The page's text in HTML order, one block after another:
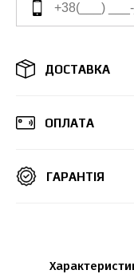
ДОСТАВКА
ОПЛАТА
ГАРАНТІЯ